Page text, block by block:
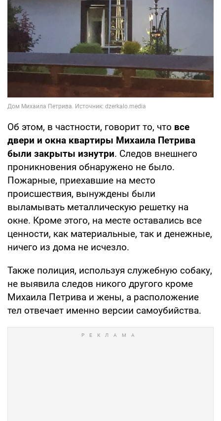
Об этом, в частности, говорит то, что все
двери и окна квартиры Михаила Петрива
были закрыты изнутри. Следов внешнего
проникновения обнаружено не было.
Пожарные, приехавшие на место
происшествия, вынуждены были
выламывать металлическую решетку на
окне. Кроме этого, на месте оставались все
ценности, как материальные, так и денежные,
ничего из дома не исчезло.
Также полиция, используя служебную собаку,
не выявила следов никого другого кроме
Михаила Петрива и жены, а расположение
тел отвечает именно версии самоубийства.